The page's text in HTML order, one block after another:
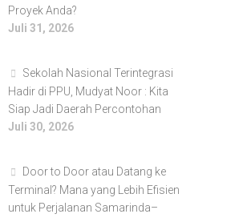
Proyek Anda?
Juli 31, 2026
Sekolah Nasional Terintegrasi
Hadir di PPU, Mudyat Noor : Kita
Siap Jadi Daerah Percontohan
Juli 30, 2026
Door to Door atau Datang ke
Terminal? Mana yang Lebih Efisien
untuk Perjalanan Samarinda–